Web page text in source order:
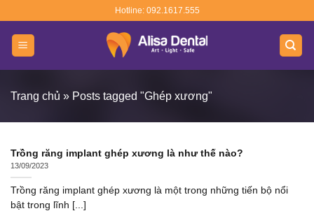
content
Hotline: 092.1617.555
Trang chủ » Posts tagged "Ghép xương"
Trồng răng implant ghép xương là như thế nào?
13/09/2023
Trồng răng implant ghép xương là một trong những tiến bộ nổi
bật trong lĩnh [...]